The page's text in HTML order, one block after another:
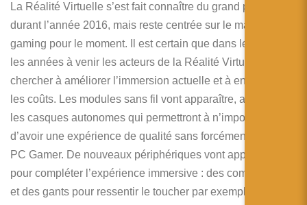
La Réalité Virtuelle s’est fait connaître du grand public
durant l’année 2016, mais reste centrée sur le marché du
gaming pour le moment. Il est certain que dans les mois et
les années à venir les acteurs de la Réalité Virtuelle vont
chercher à améliorer l’immersion actuelle et à en diminuer
les coûts. Les modules sans fil vont apparaître, ainsi que
les casques autonomes qui permettront à n’importe qui
d’avoir une expérience de qualité sans forcément avoir un
PC Gamer. De nouveaux périphériques vont apparaître
pour compléter l’expérience immersive : des combinaisons
et des gants pour ressentir le toucher par exemple. Deux